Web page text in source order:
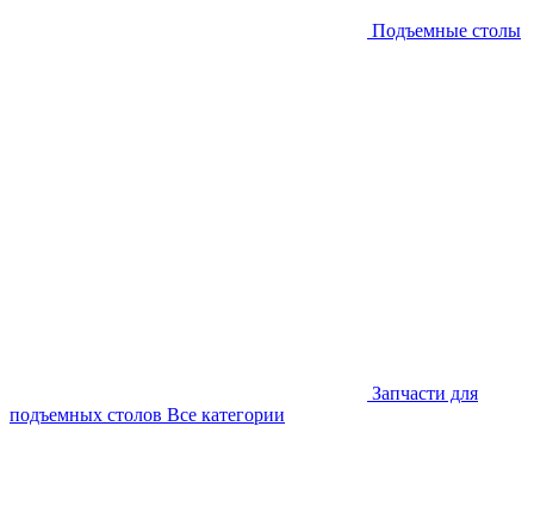
Подъемные столы
Запчасти для
подъемных столов Все категории